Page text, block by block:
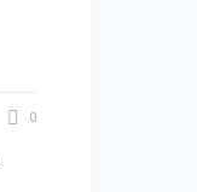
0